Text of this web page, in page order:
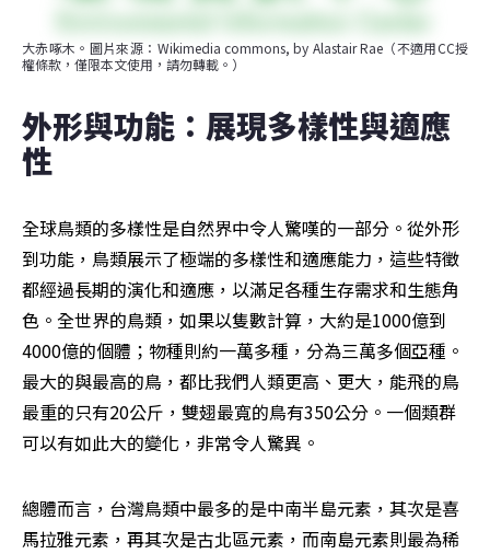
大赤啄木。圖片來源：Wikimedia commons, by Alastair Rae（不適用CC授
權條款，僅限本文使用，請勿轉載。）
外形與功能：展現多樣性與適應
性
全球鳥類的多樣性是自然界中令人驚嘆的一部分。從外形
到功能，鳥類展示了極端的多樣性和適應能力，這些特徵
都經過長期的演化和適應，以滿足各種生存需求和生態角
色。全世界的鳥類，如果以隻數計算，大約是1000億到
4000億的個體；物種則約一萬多種，分為三萬多個亞種。
最大的與最高的鳥，都比我們人類更高、更大，能飛的鳥
最重的只有20公斤，雙翅最寬的鳥有350公分。一個類群
可以有如此大的變化，非常令人驚異。
總體而言，台灣鳥類中最多的是中南半島元素，其次是喜
馬拉雅元素，再其次是古北區元素，而南島元素則最為稀